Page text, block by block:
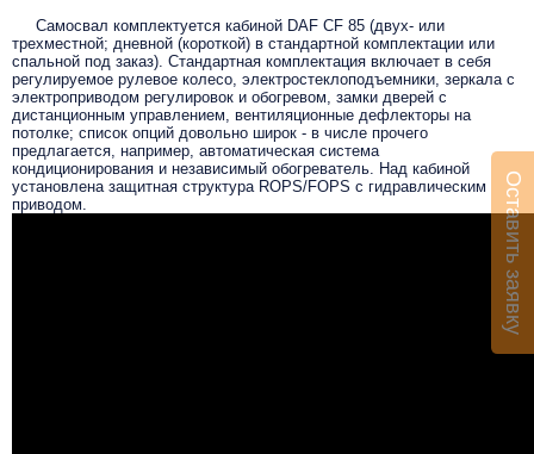
Самосвал комплектуется кабиной DAF CF 85 (двух- или
трехместной; дневной (короткой) в стандартной комплектации или
спальной под заказ). Стандартная комплектация включает в себя
регулируемое рулевое колесо, электростеклоподъемники, зеркала с
электроприводом регулировок и обогревом, замки дверей с
дистанционным управлением, вентиляционные дефлекторы на
потолке; список опций довольно широк - в числе прочего
предлагается, например, автоматическая система
кондиционирования и независимый обогреватель. Над кабиной
установлена защитная структура ROPS/FOPS с гидравлическим
приводом.
Оставить заявку